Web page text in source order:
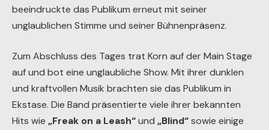
beeindruckte das Publikum erneut mit seiner
unglaublichen Stimme und seiner Bühnenpräsenz.
Zum Abschluss des Tages trat Korn auf der Main Stage
auf und bot eine unglaubliche Show. Mit ihrer dunklen
und kraftvollen Musik brachten sie das Publikum in
Ekstase. Die Band präsentierte viele ihrer bekannten
Hits wie „Freak on a Leash“und „Blind“sowie einige